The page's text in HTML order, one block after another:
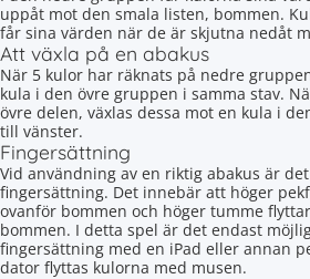
uppåt mot den smala listen, bommen.
får sina värden när de är skjutna nedåt
Att växla på en abakus
När 5 kulor har räknats på nedre
kula i den övre gruppen i samma stav.
övre delen, växlas dessa mot en kula i
till vänster.
Fingersättning
Vid användning av en riktig abakus är
fingersättning. Det innebär att höger
ovanför bommen och höger tumme
bommen. I detta spel är det endast
fingersättning med en iPad eller annan
dator flyttas kulorna med musen.